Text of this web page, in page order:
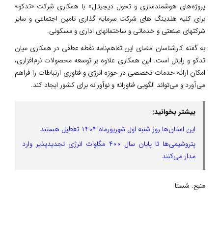
پروژه‌های هوشمندسازی و تحول دیجیتال» با همکاری شرکت «تدکو»
برای کلیه هلدینگ های شرکت سرمایه گذاری تامین اجتماعی و سایر
شرکتهای صنعتی و خدماتی و ساختمانهای اداری و مسکونی.
به گفته کارشناسان امضای این تفاهم‌نامه نقطه عطفی در همکاری میان
تدکو و رایتل است. این همکاری علاوه بر توسعه محصولات نرم‌افزاری،
امکان ارائه خدمات تخصصی در حوزه انرژی و فناوری ارتباطات را فراهم
می‌آورد و می‌تواند الگویی فناورانه و نوآورانه برای کشور ایجاد کند.
بیشتر بخوانید:
این استان‌ها روز شنبه اول شهریورماه ۱۴۰۴ تعطیل هستند
پتروشیمی‌ها تا پایان سال ۴۰۰ مگاوات انرژی تجدیدپذیر وارد
مدار می‌کنند
منبع: شستا